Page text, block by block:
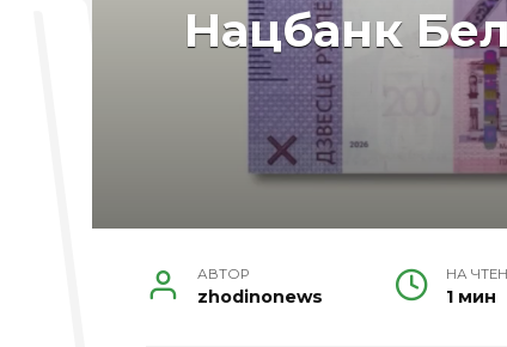
Нацбанк
АВТОР
zhodinonews
НА
1 мин